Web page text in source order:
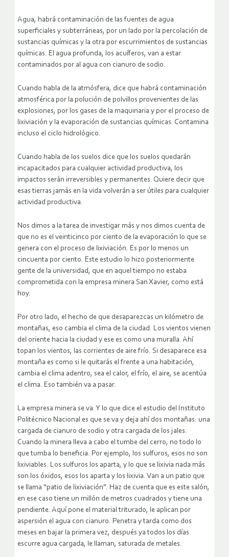
Agua, habrá contaminación de las fuentes de agua
superficiales y subterráneas, por un lado por la percolación de
sustancias químicas y la otra por escurrimientos de sustancias
químicas. El agua profunda, los acuíferos, van a estar
contaminados por al agua con cianuro de sodio.
Cuando habla de la atmósfera, dice que habrá contaminación
atmosférica por la polución de polvillos provenientes de las
explosiones, por los gases de la maquinaria y por el proceso de
lixiviación y la evaporación de sustancias químicas. Contamina
incluso el ciclo hidrológico.
Cuando habla de los suelos dice que los suelos quedarán
incapacitados para cualquier actividad productiva, los
impactos serán irreversibles y permanentes. Quiere decir que
esas tierras jamás en la vida volverán a ser útiles para cualquier
actividad productiva.
Nos dimos a la tarea de investigar más y nos dimos cuenta de
que no es el veinticinco por ciento de la evaporación lo que se
genera con el proceso de lixiviación. Es por lo menos un
cincuenta por ciento. Este estudio lo hizo posteriormente
gente de la universidad, que en aquel tiempo no estaba
comprometida con la empresa minera San Xavier, como está
hoy.
Por otro lado, el hecho de que desaparezcas un kilómetro de
montañas, eso cambia el clima de la ciudad. Los vientos vienen
del oriente hacia la ciudad y ese es como una muralla. Ahí
topan los vientos, las corrientes de aire frío. Si desaparece esa
montaña es como si le quitarás el frente a una habitación,
cambia el clima adentro, sea el calor, el frío, el aire, se acentúa
el clima. Eso también va a pasar.
La empresa minera se va. Y lo que dice el estudio del Instituto
Politécnico Nacional es que se va y deja ahí dos montañas: una
cargada de cianuro de sodio y otra cargada de los jales.
Cuando la minera lleva a cabo el tumbe del cerro, no todo lo
que tumba lo beneficia. Por ejemplo, los sulfuros, esos no son
lixiviables. Los sulfuros los aparta, y lo que se lixivia nada más
son los óxidos, esos los aparta y los lixivia. Van a un patio que
se llama “patio de lixiviación”. Haz de cuenta que es este salón,
en ese caso tiene un millón de metros cuadrados y tiene una
pendiente. Aquí pone el material triturado, le aplican por
aspersión el agua con cianuro. Penetra y tarda como dos
meses en bajar la primera vez, después ya todos los días
escurre agua cargada, le llaman, saturada de metales.